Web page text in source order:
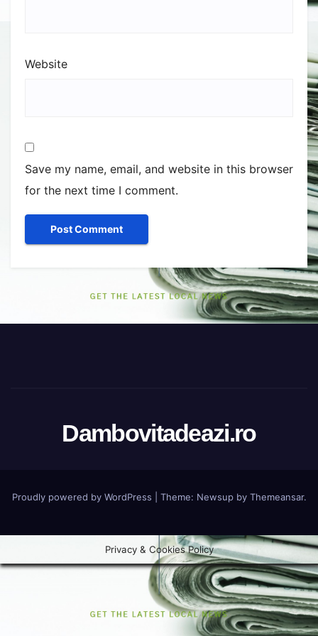
Website
Save my name, email, and website in this browser
for the next time I comment.
Dambovitadeazi.ro
Proudly powered by WordPress Theme: Newsupby Themeansar.
Privacy & Cookies Policy